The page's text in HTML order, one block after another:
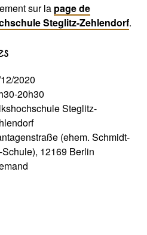
sur la page de
Steglitz-Zehlendorf.
2020
20h30
Steglitz-
(ehem. Schmidt-
Schule), 12169 Berlin